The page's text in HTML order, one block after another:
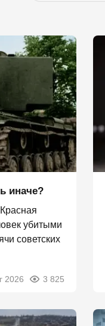
иначе?
убитыми
советских
2026 3 825